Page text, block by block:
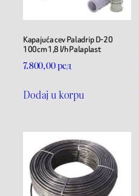
Kapajuća cev Paladrip D-20
100cm 1,8 l/h Palaplast
7.800,00рсд
Dodaj u korpu